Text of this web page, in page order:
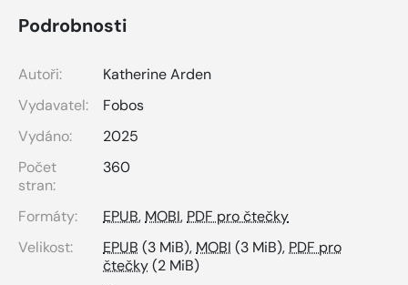
Podrobnosti
Autoři:
Katherine Arden
Vydavatel:
Fobos
Vydáno:
2025
Počet
stran:
360
Formáty: EPUB, MOBI, PDF pro čtečky
Velikost:
EPUB (3 MiB), MOBI (3 MiB), PDF pro
čtečky(2 MiB)